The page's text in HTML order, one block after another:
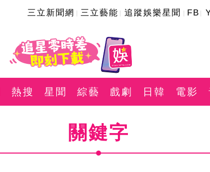
三立新聞網 三立藝能 追蹤娛樂星聞 FB
熱搜 星聞 綜藝 戲劇 日韓 電影
關鍵字